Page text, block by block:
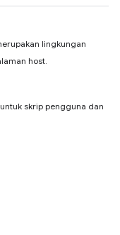
lingkungan
host.
skrip pengguna dan